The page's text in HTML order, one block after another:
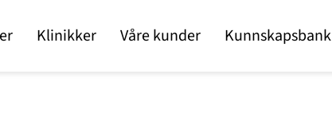
Klinikker Våre kunder Kunnskapsbank